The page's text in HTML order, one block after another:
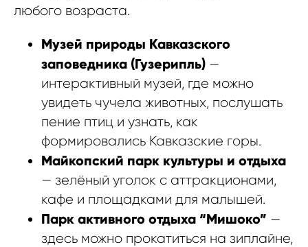
любого возраста.
Музей природы Кавказского
заповедника (Гузерипль) —
интерактивный музей, где можно
увидеть чучела животных, послушать
пение птиц и узнать, как
формировались Кавказские горы.
Майкопский парк культуры и отдыха
— зелёный уголок с аттракционами,
кафе и площадками для малышей.
Парк активного отдыха “Мишоко” —
здесь можно прокатиться на зиплайне,